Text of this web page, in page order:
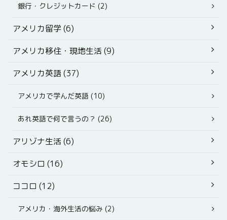
銀行・クレジットカード (2)
アメリカ留学 (6)
アメリカ移住・現地生活 (9)
アメリカ英語 (37)
アメリカで学んだ英語 (10)
あれ英語で何で言うの？ (26)
アリゾナ生活 (6)
オモシロ (16)
ココロ (12)
アメリカ・海外生活の悩み (2)